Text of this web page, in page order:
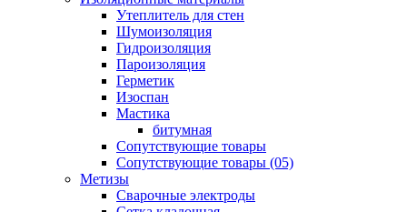
Утеплитель для стен
Шумоизоляция
Гидроизоляция
Пароизоляция
Герметик
Изоспан
Мастика
битумная
Сопутствующие товары
Сопутствующие товары (05)
Метизы
Сварочные электроды